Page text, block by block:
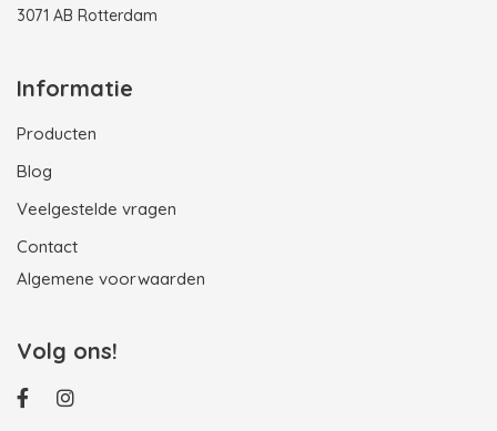
3071 AB Rotterdam
Informatie
Producten
Blog
Veelgestelde vragen
Contact
Algemene voorwaarden
Volg ons!